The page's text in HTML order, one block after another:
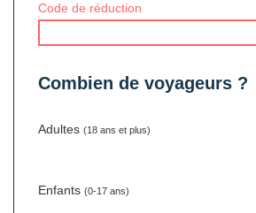
Code de réduction
Combien de voyageurs ?
Adultes (18 ans et plus)
Enfants (0-17 ans)